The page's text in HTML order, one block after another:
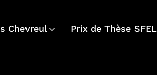
Chevreul Prix de Thèse SFEL